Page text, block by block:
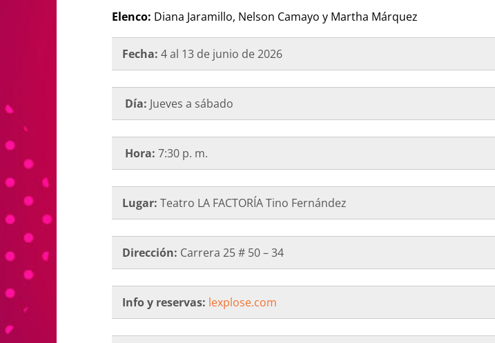
Elenco: Diana Jaramillo, Nelson Camayo y Martha Márquez
Fecha: 4 al 13 de junio de 2026
Día: Jueves a sábado
Hora: 7:30 p. m.
Lugar: Teatro LA FACTORÍA Tino Fernández
Dirección: Carrera 25 # 50 – 34
Info y reservas: lexplose.com